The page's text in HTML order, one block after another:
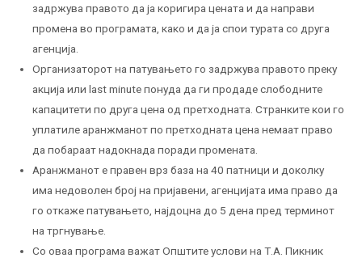
задржува правото да ја коригира цената и да направи
промена во програмата, како и да ја спои турата со друга
агенција.
Организаторот на патувањето го задржува правото преку
акција или last minute понуда да ги продаде слободните
капацитети по друга цена од претходната. Странките кои го
уплатиле аранжманот по претходната цена немаат право
да побараат надокнада поради промената.
Аранжманот е правен врз база на 40 патници и доколку
има недоволен број на пријавени, агенцијата има право да
го откаже патувањето, најдоцна до 5 дена пред терминот
на тргнување.
Со оваа програма важат Општите услови на Т.А. Пикник